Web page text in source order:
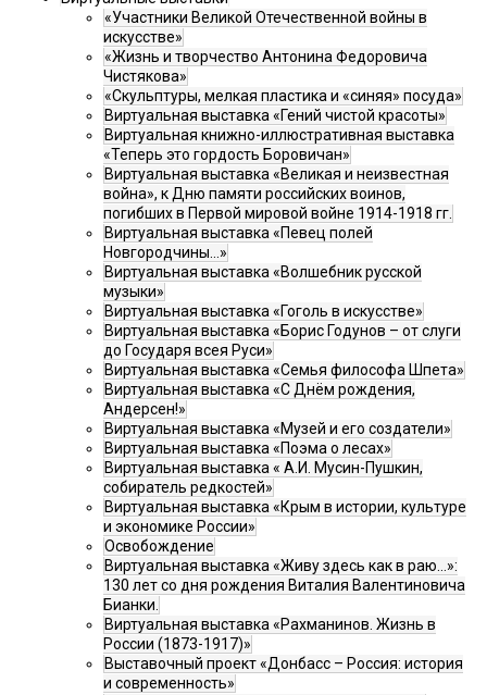
«Участники Великой Отечественной войны в
искусстве»
«Жизнь и творчество Антонина Федоровича
Чистякова»
«Скульптуры, мелкая пластика и «синяя» посуда»
Виртуальная выставка «Гений чистой красоты»
Виртуальная книжно-иллюстративная выставка
«Теперь это гордость Боровичан»
Виртуальная выставка «Великая и неизвестная
война», к Дню памяти российских воинов,
погибших в Первой мировой войне 1914-1918 гг.
Виртуальная выставка «Певец полей
Новгородчины…»
Виртуальная выставка «Волшебник русской
музыки»
Виртуальная выставка «Гоголь в искусстве»
Виртуальная выставка «Борис Годунов – от слуги
до Государя всея Руси»
Виртуальная выставка «Семья философа Шпета»
Виртуальная выставка «С Днём рождения,
Андерсен!»
Виртуальная выставка «Музей и его создатели»
Виртуальная выставка «Поэма о лесах»
Виртуальная выставка « А.И. Мусин-Пушкин,
собиратель редкостей»
Виртуальная выставка «Крым в истории, культуре
и экономике России»
Освобождение
Виртуальная выставка «Живу здесь как в раю…»:
130 лет со дня рождения Виталия Валентиновича
Бианки.
Виртуальная выставка «Рахманинов. Жизнь в
России (1873-1917)»
Выставочный проект «Донбасс – Россия: история
и современность»